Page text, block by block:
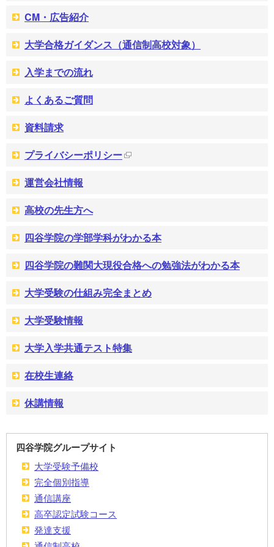
CM・広告紹介
大学合格ガイダンス（通信制高校対象）
入学までの流れ
よくあるご質問
資料請求
プライバシーポリシー
運営会社情報
高校の先生方へ
四谷学院の学部学科がわかる本
四谷学院の難関大現役合格への勉強法がわかる本
大学受験の仕組み完全まとめ
大学受験情報
大学入学共通テスト特集
在校生連絡
休講情報
四谷学院グループサイト
大学受験予備校
完全個別指導
通信講座
高卒認定試験コース
発達支援